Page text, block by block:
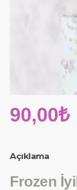
Açıklama
Frozen
90,00₺